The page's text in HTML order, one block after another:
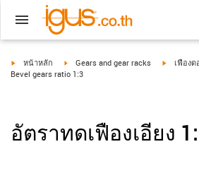
igus-icon-arrow-right
หน้าหลัก igus-icon-arrow-right
Gears and gear racks igus-เฟือง
Bevel gears ratio 1:3
อัตราทดเฟืองเอียง